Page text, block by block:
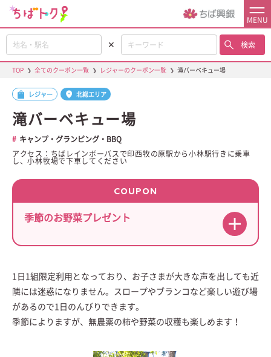
MENU
✕ 検索
TOP ❯ 全てのクーポン一覧 ❯ レジャーのクーポン一覧 ❯ 滝バーベキュー場
レジャー 北総エリア
滝バーベキュー場
キャンプ・グランピング・BBQ
アクセス：ちばレインボーバスで印西牧の原駅から小林駅行きに乗車
し、小林牧場で下車してください
COUPON
季節のお野菜プレゼント
1日1組限定利用となっており、お子さまが大きな声を出しても近
隣には迷惑になりません。スロープやブランコなど楽しい遊び場
があるので1日のんびりできます。
季節によりますが、無農薬の柿や野菜の収穫も楽しめます！